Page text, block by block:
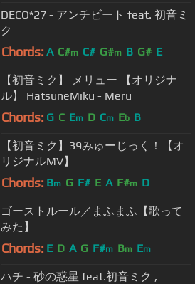
DECO*27 - アンチビート feat. 初音ミ
ク
Chords: A C#m C# G#m B G# E
【初音ミク】 メリュー 【オリジナ
ル】 HatsuneMiku - Meru
Chords: G C Em D Cm Eb B
【初音ミク】39みゅーじっく！【オ
リジナルMV】
Chords: Bm G F# E A F#m D
ゴーストルール／まふまふ【歌って
みた】
Chords: E D A G F#m Bm Em
ハチ - 砂の惑星 feat.初音ミク ,